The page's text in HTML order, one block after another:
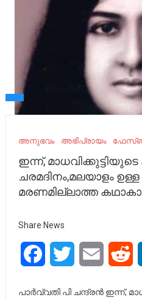
അനുഭവം അഭിപ്രായം
ഇന്ന്,
ചരമദിനം,മലയാളം
മരണമില്ലാത്ത
Share News
FacebookTwitter Email
പാർവ്വതി പി ചന്ദ്രൻ ഇന്ന്,